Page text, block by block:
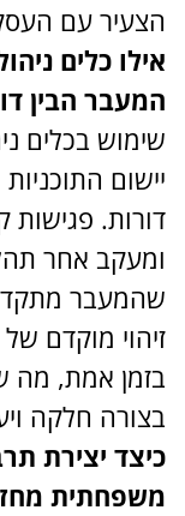
הצעיר עם
אילו כלים
המעבר הבין
שימוש בכלים
יישום
דורות. פגישות
ומעקב אחר
שהמעבר
זיהוי מוקדם
בזמן אמת, מה
בצורה חלקה
כיצד יצירת
משפחתית